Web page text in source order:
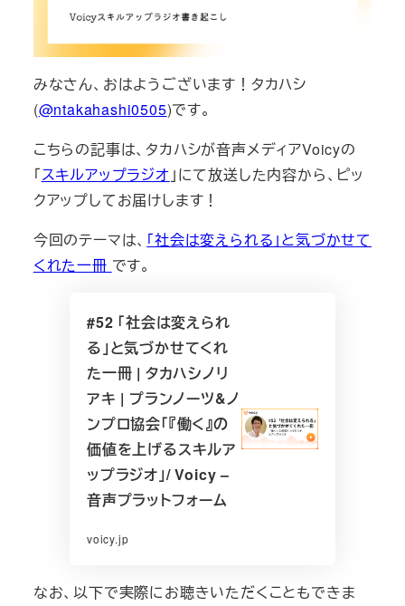
みなさん、おはようございます！タカハシ
(@ntakahashi0505)です。
こちらの記事は、タカハシが音声メディアVoicyの
「スキルアップラジオ 」にて放送した内容から、ピッ
クアップしてお届けします！
今回のテーマは、 「社会は変えられる」と気づかせて
くれた一冊 です。
#52 「社会は変えられ
る」と気づかせてくれ
た一冊 | タカハシノリ
アキ | プランノーツ&ノ
ンプロ協会「『働く』の
価値を上げるスキルア
ップラジオ」/ Voicy –
音声プラットフォーム
voicy.jp
なお、以下で実際にお聴きいただくこともできま